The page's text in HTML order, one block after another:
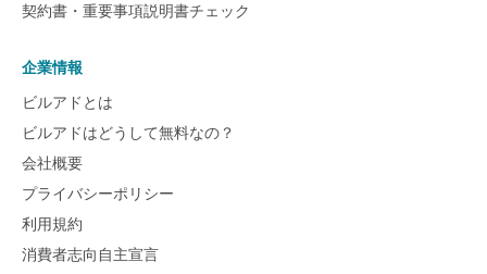
契約書・重要事項説明書チェック
企業情報
ビルアドとは
ビルアドはどうして無料なの？
会社概要
プライバシーポリシー
利用規約
消費者志向自主宣言